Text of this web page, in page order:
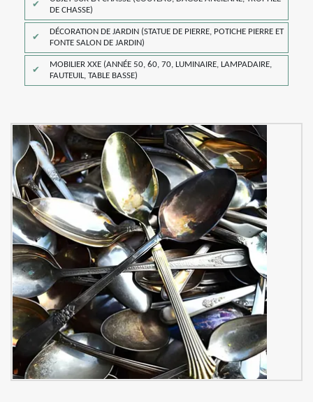
DE CHASSE)
DÉCORATION DE JARDIN (STATUE DE PIERRE, POTICHE PIERRE ET
FONTE SALON DE JARDIN)
MOBILIER XXE (ANNÉE 50, 60, 70, LUMINAIRE, LAMPADAIRE,
FAUTEUIL, TABLE BASSE)